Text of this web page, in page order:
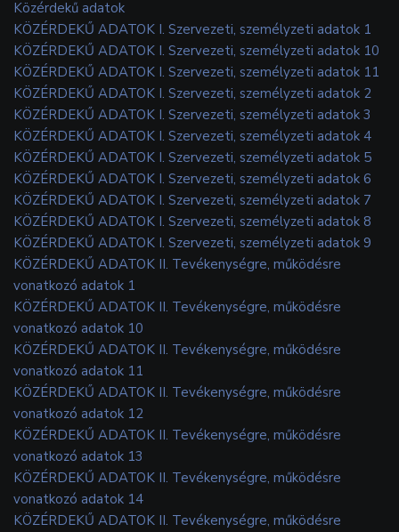
Közérdekű adatok
KÖZÉRDEKŰ ADATOK I. Szervezeti, személyzeti adatok 1
KÖZÉRDEKŰ ADATOK I. Szervezeti, személyzeti adatok 10
KÖZÉRDEKŰ ADATOK I. Szervezeti, személyzeti adatok 11
KÖZÉRDEKŰ ADATOK I. Szervezeti, személyzeti adatok 2
KÖZÉRDEKŰ ADATOK I. Szervezeti, személyzeti adatok 3
KÖZÉRDEKŰ ADATOK I. Szervezeti, személyzeti adatok 4
KÖZÉRDEKŰ ADATOK I. Szervezeti, személyzeti adatok 5
KÖZÉRDEKŰ ADATOK I. Szervezeti, személyzeti adatok 6
KÖZÉRDEKŰ ADATOK I. Szervezeti, személyzeti adatok 7
KÖZÉRDEKŰ ADATOK I. Szervezeti, személyzeti adatok 8
KÖZÉRDEKŰ ADATOK I. Szervezeti, személyzeti adatok 9
KÖZÉRDEKŰ ADATOK II. Tevékenységre, működésre
vonatkozó adatok 1
KÖZÉRDEKŰ ADATOK II. Tevékenységre, működésre
vonatkozó adatok 10
KÖZÉRDEKŰ ADATOK II. Tevékenységre, működésre
vonatkozó adatok 11
KÖZÉRDEKŰ ADATOK II. Tevékenységre, működésre
vonatkozó adatok 12
KÖZÉRDEKŰ ADATOK II. Tevékenységre, működésre
vonatkozó adatok 13
KÖZÉRDEKŰ ADATOK II. Tevékenységre, működésre
vonatkozó adatok 14
KÖZÉRDEKŰ ADATOK II. Tevékenységre, működésre